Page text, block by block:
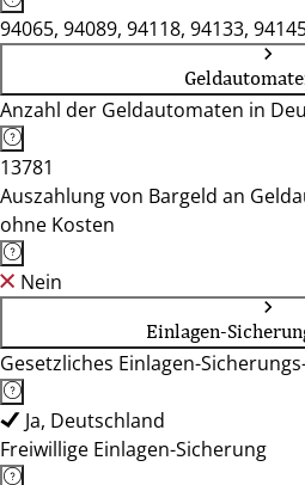
94065, 94089, 94118, 94133,
Anzahl der Geldautomaten in
13781
Auszahlung von Bargeld an
ohne Kosten
Nein
Einlagen-
Gesetzliches Einlagen-
Ja, Deutschland
Freiwillige Einlagen-Sicherung